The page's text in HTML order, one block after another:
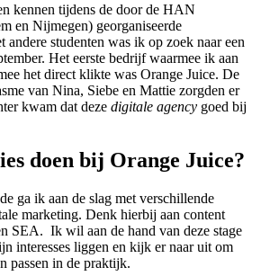
kennen tijdens de door de HAN
en Nijmegen) georganiseerde
andere studenten was ik op zoek naar een
Het eerste bedrijf waarmee ik aan
het direct klikte was Orange Juice. De
van Nina, Siebe en Mattie zorgden er
kwam dat deze digitale agency goed bij
doen bij Orange Juice?
ga ik aan de slag met verschillende
marketing. Denk hierbij aan content
SEA. Ik wil aan de hand van deze stage
interesses liggen en kijk er naar uit om
passen in de praktijk.